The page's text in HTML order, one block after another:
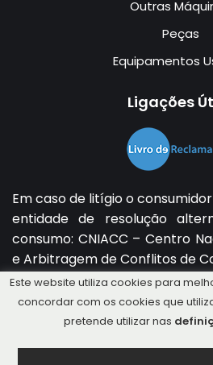
Outras
Peças
Equipamentos
Ligações
Em caso de litígio o
entidade de resolução
consumo: CNIACC – Centro
e Arbitragem de Conflitos de
Mais informações emDireção-
Este website utiliza cookies para
concordar com os cookies que
pretende utilizar nas